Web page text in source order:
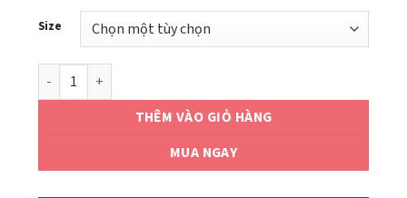
Size
PISTON KIT HONDA ICON/VISION 110 số lượng
THÊM VÀO GIỎ HÀNG
MUA NGAY